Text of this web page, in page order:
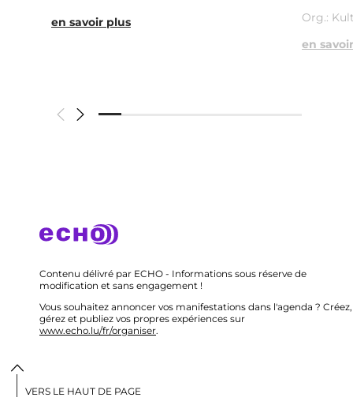
en savoir plus
Org.:
en
Contenu délivré par ECHO - Informations sous réserve de
modification et sans engagement !
Vous souhaitez annoncer vos manifestations dans l'agenda ? Créez,
gérez et publiez vos propres expériences sur
www.echo.lu/fr/organiser.
VERS LE HAUT DE PAGE